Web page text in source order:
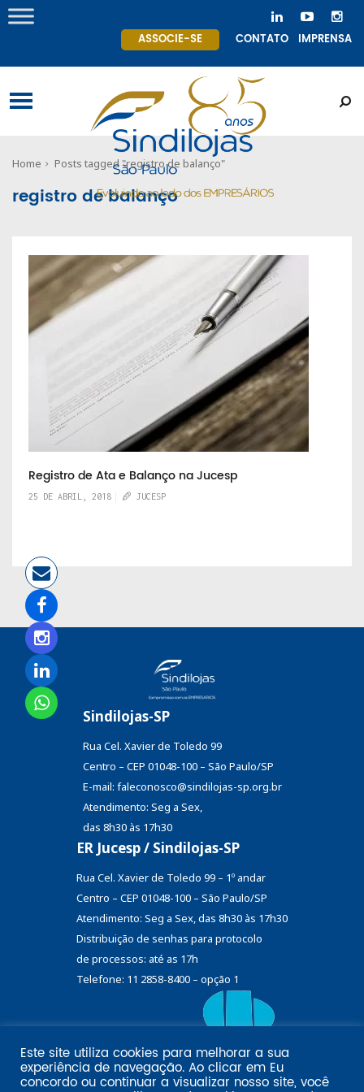
ASSOCIE-SE CONTATO IMPRENSA
Home Posts tagged "registro de balanço"
registro de balanço
Registro de Ata e Balanço na Jucesp
25 DE ABRIL, 2018 JUCESP
Sindilojas-SP
Rua Cel. Xavier de Toledo 99
Centro – CEP 01048-100 – São Paulo/SP
E-mail: faleconosco@sindilojas-sp.org.br
Atendimento: Seg a Sex,
das 8h30 às 17h30
ER Jucesp / Sindilojas-SP
Rua Cel. Xavier de Toledo 99 – 1º andar
Centro – CEP 01048-100 – São Paulo/SP
Atendimento: Seg a Sex, das 8h30 às 17h30
Distribuição de senhas para protocolo
de processos: até as 17h
Telefone: 11 2858-8400 – opção 1
Email marketing por:
Pol�tica de privacidade SINDILOJAS-SPAcesse aqui
Este site utiliza cookies para melhorar a sua
experiência de navegação. Ao clicar em Eu
concordo ou continuar a visualizar nosso site, você